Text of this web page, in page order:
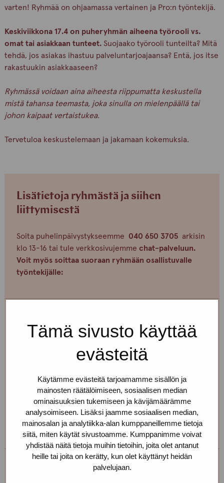
Tämä sivusto käyttää
evästeitä
Käytämme evästeitä tarjoamamme sisällön ja
mainosten räätälöimiseen, sosiaalisen median
ominaisuuksien tukemiseen ja kävijämäärämme
analysoimiseen. Lisäksi jaamme sosiaalisen median,
mainosalan ja analytiikka-alan kumppaneillemme tietoja
siitä, miten käytät sivustoamme. Kumppanimme voivat
yhdistää näitä tietoja muihin tietoihin, joita olet antanut
heille tai joita on kerätty, kun olet käyttänyt heidän
palvelujaan.
varten! Ryhmää on ohjaamassa vertainen ja Pro:n työntekijä.
Keskiviikkona 17.4 on puheryhmän aiheena työrooli vs.
omat tai asiakkaan tunteet. Suojaako työrooli tunteilta? Mitä
tehdä, jos asiakas ihastuu palveluntarjoajaansa? Entä, jos itse
rakastuukin asiakkaaseen?
Ryhmässä voidaan aina aiheesta riippumatta keskustella
mistä tahansa teemasta, joka sinulla on mielenpäällä tai
johon kaipaat vertaistukea.
Tervetuloa keskustelemaan ja jakamaan kokemuksia.
Lisätietoja ryhmästä ja siihen
liittymisestä
Soita puhelinpäivystykseemme 040 650 3705arkisin
klo 13-16 tai tule verkkosivujemme chat-palveluun.
Voit myös soittaa suoraan ryhmään osallistuvalle
työntekijälle:
Kehittämiskoordinaattori, sairaanhoitaja,
+358 40 725 0791
erja.aalto(at)protukipiste.fi
Henkilön
osaama
kieli
finnish
Henkilön
osaama
kieli
english